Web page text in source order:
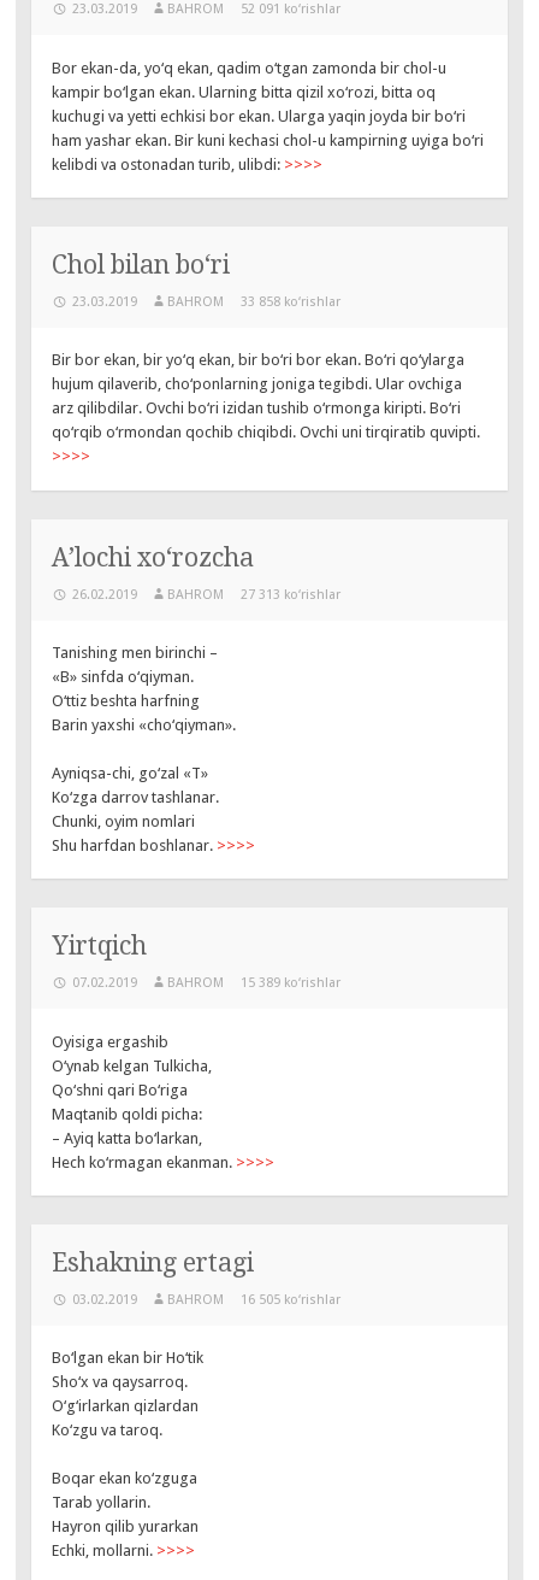
23.03.2019 BAHROM 52 091 ko‘rishlar
Bor ekan-da, yo‘q ekan, qadim o‘tgan zamonda bir chol-u
kampir bo‘lgan ekan. Ularning bitta qizil xo‘rozi, bitta oq
kuchugi va yetti echkisi bor ekan. Ularga yaqin joyda bir bo‘ri
ham yashar ekan. Bir kuni kechasi chol-u kampirning uyiga bo‘ri
kelibdi va ostonadan turib, ulibdi: >>>>
Chol bilan bo‘ri
23.03.2019 BAHROM 33 858 ko‘rishlar
Bir bor ekan, bir yo‘q ekan, bir bo‘ri bor ekan. Bo‘ri qo‘ylarga
hujum qilaverib, cho‘ponlarning joniga tegibdi. Ular ovchiga
arz qilibdilar. Ovchi bo‘ri izidan tushib o‘rmonga kiripti. Bo‘ri
qo‘rqib o‘rmondan qochib chiqibdi. Ovchi uni tirqiratib quvipti.
>>>>
A’lochi xo‘rozcha
26.02.2019 BAHROM 27 313 ko‘rishlar
Tanishing men birinchi –
«B» sinfda o‘qiyman.
O‘ttiz beshta harfning
Barin yaxshi «cho‘qiyman».
Ayniqsa-chi, go‘zal «T»
Ko‘zga darrov tashlanar.
Chunki, oyim nomlari
Shu harfdan boshlanar. >>>>
Yirtqich
07.02.2019 BAHROM 15 389 ko‘rishlar
Oyisiga ergashib
O‘ynab kelgan Tulkicha,
Qo‘shni qari Bo‘riga
Maqtanib qoldi picha:
– Ayiq katta bo‘larkan,
Hech ko‘rmagan ekanman. >>>>
Eshakning ertagi
03.02.2019 BAHROM 16 505 ko‘rishlar
Bo‘lgan ekan bir Ho‘tik
Sho‘x va qaysarroq.
O‘g‘irlarkan qizlardan
Ko‘zgu va taroq.
Boqar ekan ko‘zguga
Tarab yollarin.
Hayron qilib yurarkan
Echki, mollarni. >>>>